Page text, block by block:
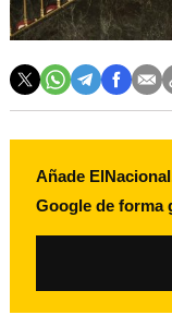
Añade
Google de forma